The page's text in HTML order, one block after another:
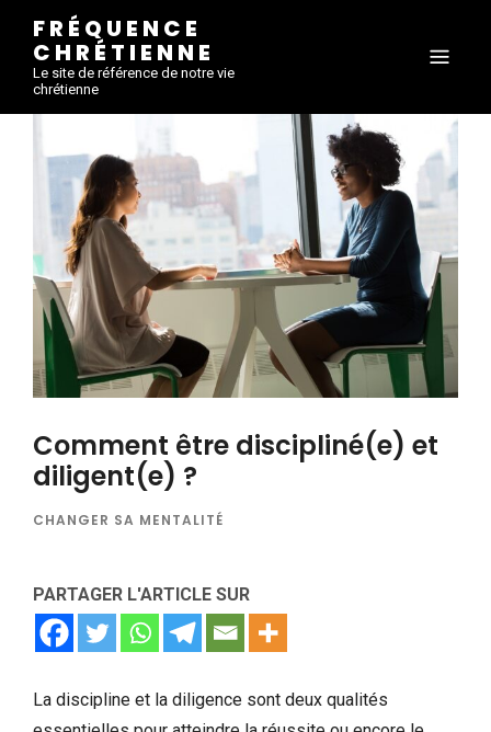
FRÉQUENCE
CHRÉTIENNE
Le site de référence de notre vie
chrétienne
Comment être discipliné(e) et
diligent(e) ?
CHANGER SA MENTALITÉ
PARTAGER L'ARTICLE SUR
La discipline et la diligence sont deux qualités